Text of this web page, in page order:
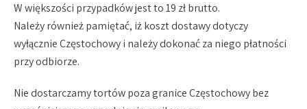
W większości przypadków jest to 19 zł brutto.
Należy również pamiętać, iż koszt dostawy dotyczy
wyłącznie Częstochowy i należy dokonać za niego płatności
przy odbiorze.
Nie dostarczamy tortów poza granice Częstochowy bez